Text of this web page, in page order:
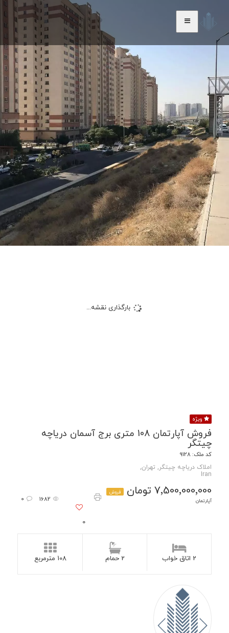
بارگذاری نقشه...
ویژه
فروش آپارتمان 108 متری برج آسمان دریاچه
چیتگر
کد ملک: 9128
املاک دریاچه چیتگر, تهران,
Iran
7٬500٬000٬000 تومان
فروش
آپارتمان
1682
0
108 مترمربع